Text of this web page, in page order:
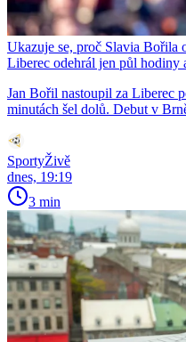
Ukazuje se, proč Slavia Bořila
Liberec odehrál jen půl hodiny
Jan Bořil nastoupil za Liberec
minutách šel dolů. Debut v
SportyŽivě
dnes, 19:19
3 min